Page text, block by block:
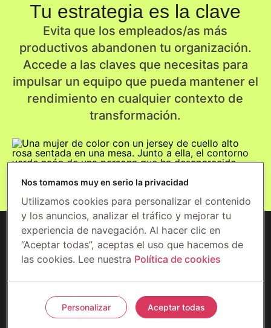
Tu estrategia es la clave
Evita que los empleados/as más
productivos abandonen tu organización.
Accede a las claves que necesitas para
impulsar un equipo que pueda mantener el
rendimiento en cualquier contexto de
transformación.
Accede al informe
Condiciones
Prevención del fraude
Preferencias de cookies
Nos tomamos muy en serio la privacidad
Utilizamos cookies para personalizar el contenido
y los anuncios, analizar el tráfico y mejorar tu
experiencia de navegación. Al hacer clic en
“Aceptar todas”, aceptas el uso que hacemos de
las cookies. Lee nuestra Política de cookies
Personalizar Aceptar todas